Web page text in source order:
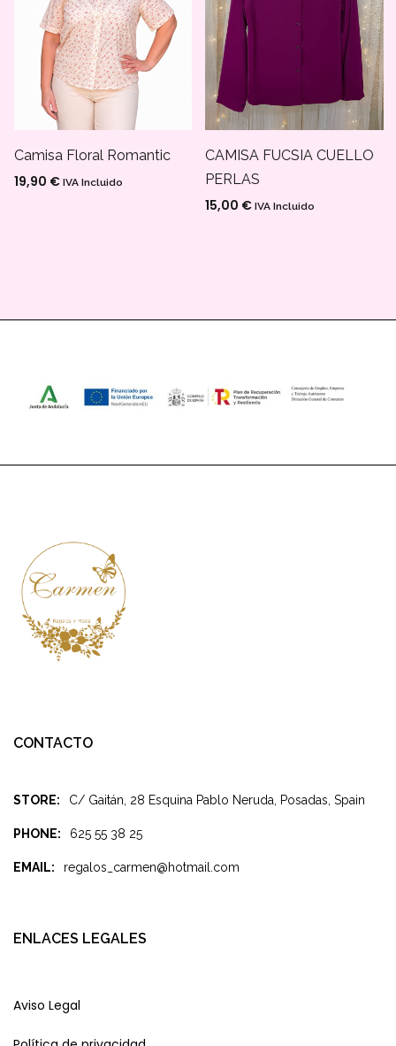
Camisa Floral Romantic
19,90 € IVA Incluido
CAMISA FUCSIA CUELLO
PERLAS
15,00 € IVA Incluido
CONTACTO
STORE: C/ Gaitán, 28 Esquina Pablo Neruda, Posadas, Spain
PHONE: 625 55 38 25
EMAIL: regalos_carmen@hotmail.com
ENLACES LEGALES
Aviso Legal